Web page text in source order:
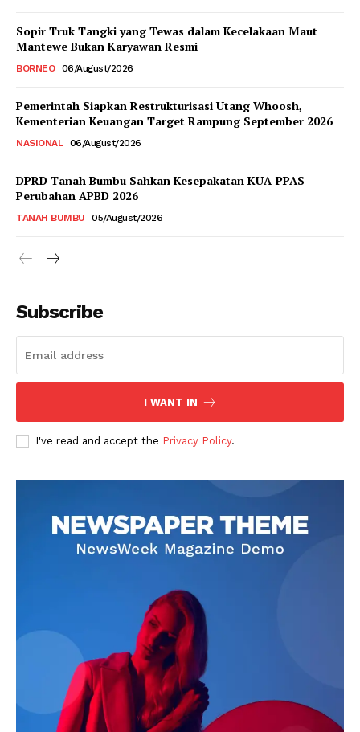
Sopir Truk Tangki yang Tewas dalam Kecelakaan Maut
Mantewe Bukan Karyawan Resmi
BORNEO 06/August/2026
Pemerintah Siapkan Restrukturisasi Utang Whoosh,
Kementerian Keuangan Target Rampung September 2026
NASIONAL 06/August/2026
DPRD Tanah Bumbu Sahkan Kesepakatan KUA-PPAS
Perubahan APBD 2026
TANAH BUMBU 05/August/2026
Subscribe
I WANT IN
I've read and accept the Privacy Policy.